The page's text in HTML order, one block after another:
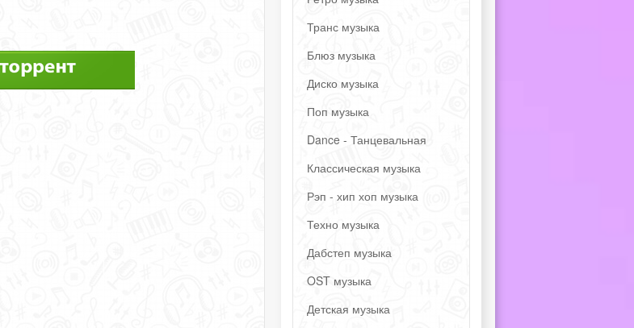
Транс музыка
Блюз музыка
Диско музыка
Поп музыка
Dance - Танцевальная
Классическая музыка
Рэп - хип хоп музыка
Техно музыка
Дабстеп музыка
OST музыка
Детская музыка